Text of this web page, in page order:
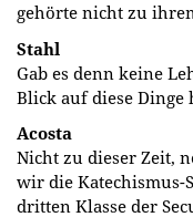
gehörte nicht zu
Stahl
Gab es denn keine
Blick auf diese Dinge
Acosta
Nicht zu dieser Zeit,
wir die Katechismus-
dritten Klasse der